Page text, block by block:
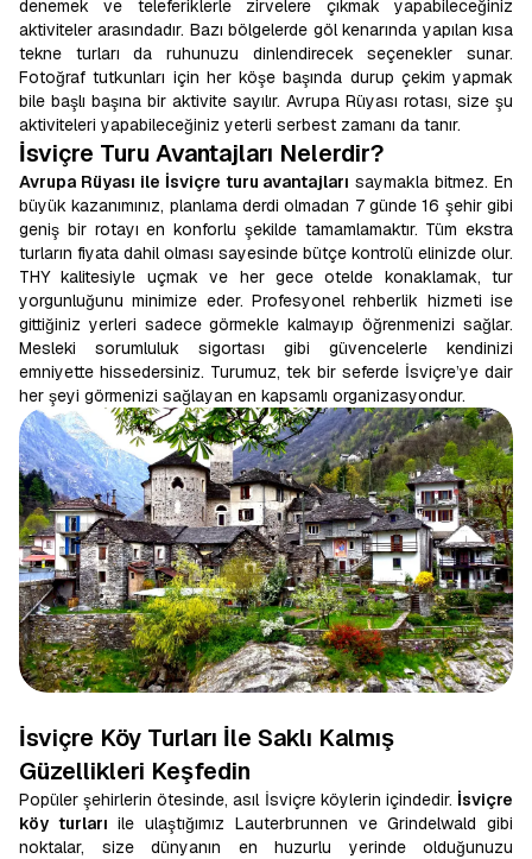
denemek ve teleferiklerle zirvelere çıkmak yapabileceğiniz
aktiviteler arasındadır. Bazı bölgelerde göl kenarında yapılan kısa
tekne turları da ruhunuzu dinlendirecek seçenekler sunar.
Fotoğraf tutkunları için her köşe başında durup çekim yapmak
bile başlı başına bir aktivite sayılır. Avrupa Rüyası rotası, size şu
aktiviteleri yapabileceğiniz yeterli serbest zamanı da tanır.
İsviçre Turu Avantajları Nelerdir?
Avrupa Rüyası ile İsviçre turu avantajları saymakla bitmez. En
büyük kazanımınız, planlama derdi olmadan 7 günde 16 şehir gibi
geniş bir rotayı en konforlu şekilde tamamlamaktır. Tüm ekstra
turların fiyata dahil olması sayesinde bütçe kontrolü elinizde olur.
THY kalitesiyle uçmak ve her gece otelde konaklamak, tur
yorgunluğunu minimize eder. Profesyonel rehberlik hizmeti ise
gittiğiniz yerleri sadece görmekle kalmayıp öğrenmenizi sağlar.
Mesleki sorumluluk sigortası gibi güvencelerle kendinizi
emniyette hissedersiniz. Turumuz, tek bir seferde İsviçre’ye dair
her şeyi görmenizi sağlayan en kapsamlı organizasyondur.
İsviçre Köy Turları İle Saklı Kalmış
Güzellikleri Keşfedin
Popüler şehirlerin ötesinde, asıl İsviçre köylerin içindedir. İsviçre
köy turları ile ulaştığımız Lauterbrunnen ve Grindelwald gibi
noktalar, size dünyanın en huzurlu yerinde olduğunuzu